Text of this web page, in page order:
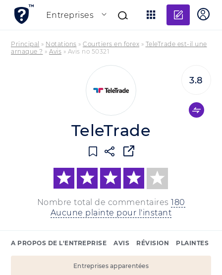
Entreprises
Principal » Notations » Courtiers en forex » TeleTrade est-il une
arnaque ? » Avis » Avis no 50321
TeleTrade
Nombre total de commentaires 180
Aucune plainte pour l'instant
3.8
A PROPOS DE L'ENTREPRISE AVIS RÉVISION PLAINTES
Entreprises apparentées